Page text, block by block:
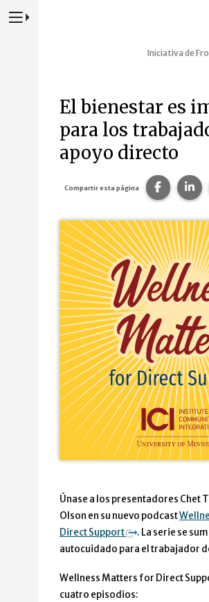
Presione para alternar la navegación principal del
Iniciativa de
El bienestar es
para los
apoyo directo
Compartir esta página
Únase a los presentadores Chet
Olson en su nuevo podcast
Direct Support
. La serie se
autocuidado para el trabajador
Wellness Matters for Direct
cuatro episodios: